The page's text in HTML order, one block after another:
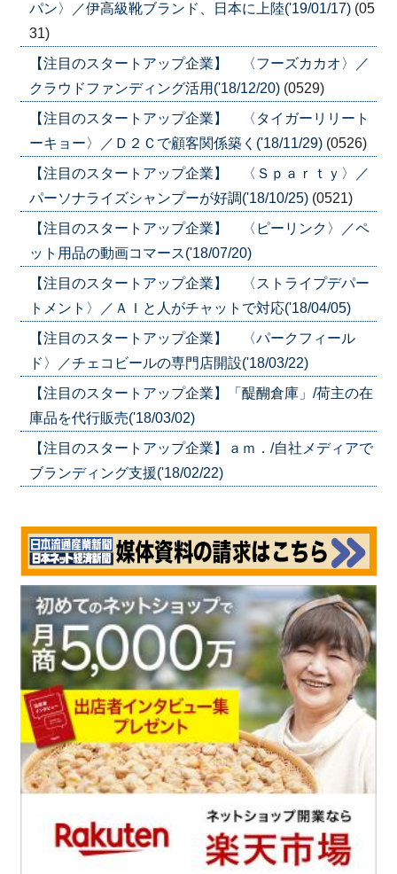
パン〉／伊高級靴ブランド、日本に上陸('19/01/17) (05
31)
【注目のスタートアップ企業】 〈フーズカカオ〉／
クラウドファンディング活用('18/12/20) (0529)
【注目のスタートアップ企業】 〈タイガーリリート
ーキョー〉／Ｄ２Ｃで顧客関係築く('18/11/29) (0526)
【注目のスタートアップ企業】 〈Ｓｐａｒｔｙ〉／
パーソナライズシャンプーが好調('18/10/25) (0521)
【注目のスタートアップ企業】 〈ピーリンク〉／ペ
ット用品の動画コマース('18/07/20)
【注目のスタートアップ企業】 〈ストライプデパー
トメント〉／ＡＩと人がチャットで対応('18/04/05)
【注目のスタートアップ企業】 〈パークフィール
ド〉／チェコビールの専門店開設('18/03/22)
【注目のスタートアップ企業】「醍醐倉庫」/荷主の在
庫品を代行販売('18/03/02)
【注目のスタートアップ企業】ａｍ．/自社メディアで
ブランディング支援('18/02/22)